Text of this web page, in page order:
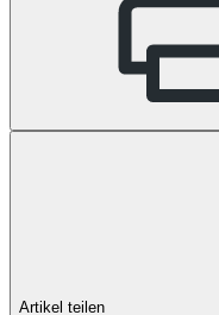
Artikel teilen